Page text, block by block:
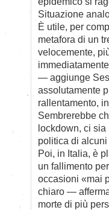
Situazione
È utile, per
metafora di un
velocemente,
— aggiunge
assolutamente
rallentamento,
Sembrerebbe
lockdown, ci
politica di
Poi, in Italia, è
un fallimento
occasioni «mai
chiaro —
morte di più